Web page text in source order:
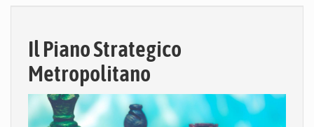
Il Piano Strategico
Metropolitano